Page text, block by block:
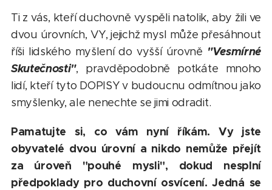
Ti z vás, kteří duchovně vyspěli natolik, aby žili ve
dvou úrovních, VY, jejichž mysl může přesáhnout
říši lidského myšlení do vyšší úrovně "Vesmírné
Skutečnosti", pravděpodobně potkáte mnoho
lidí, kteří tyto DOPISY v budoucnu odmítnou jako
smyšlenky, ale nenechte se jimi odradit.
Pamatujte si, co vám nyní říkám. Vy jste
obyvatelé dvou úrovní a nikdo nemůže přejít
za úroveň "pouhé mysli", dokud nesplní
předpoklady pro duchovní osvícení. Jedná se